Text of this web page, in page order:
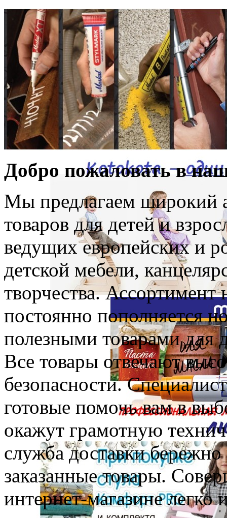
Добро пожаловать в
Мы предлагаем широкий
товаров для детей и
ведущих европейских и
детской мебели,
творчества. Ассортимент
постоянно пополняется
полезными товарами для
Все товары отвечают
безопасности.
готовые помочь вам в
окажут грамотную
служба доставки
заказанные товары.
интернет-магазине легко